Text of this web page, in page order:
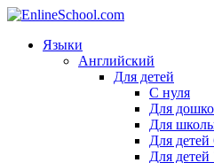
Языки
Английский
Для детей
С нуля
Для
Для
Для детей
Для детей